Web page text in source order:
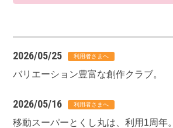
2026/05/25
バリエーション豊富な創作クラブ。
2026/05/16
移動スーパーとくし丸は、利用1周年。